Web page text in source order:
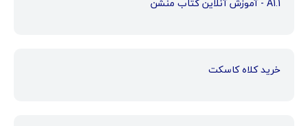
خرید کلاه کاسکت